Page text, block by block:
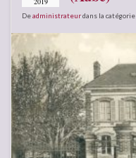
Deadministrateurdans la catégorie